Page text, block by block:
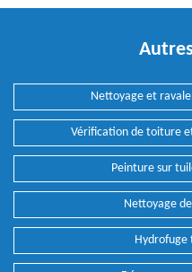
Nettoyage et
Vérification de toiture
Peinture sur
Nettoyage